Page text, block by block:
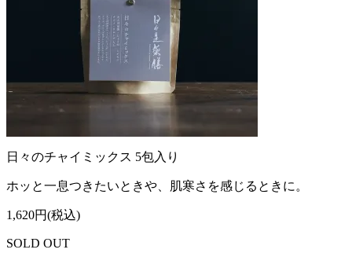
日々のチャイミックス 5包入り
ホッと一息つきたいときや、肌寒さを感じるときに。
1,620円(税込)
SOLD OUT